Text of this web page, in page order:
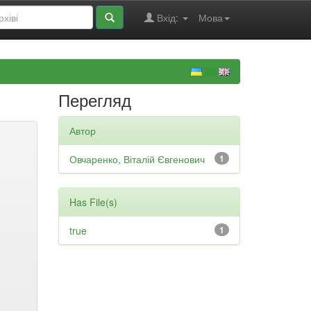
Мова
Вхід:
Перегляд
Автор
1
Овчаренко, Віталій Євгенович
Has File(s)
1
true